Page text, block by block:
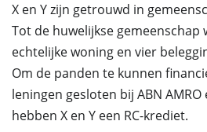
X en Y zijn getrouwd in
Tot de huwelijkse gemeenschap
echtelijke woning en vier
Om de panden te kunnen
leningen gesloten bij ABN
hebben X en Y een RC-krediet.